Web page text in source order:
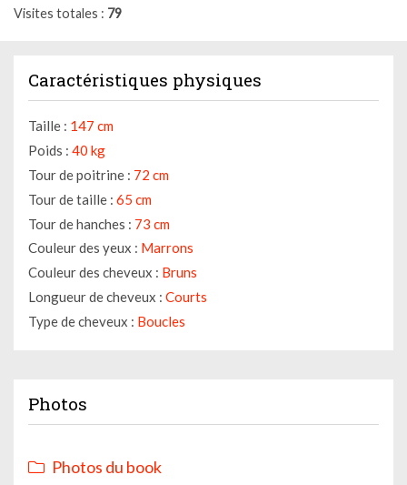
Visites totales 79
Caractéristiques physiques
Taille : 147 cm
Poids : 40 kg
Tour de poitrine : 72 cm
Tour de taille : 65 cm
Tour de hanches : 73 cm
Couleur des yeux : Marrons
Couleur des cheveux : Bruns
Longueur de cheveux : Courts
Type de cheveux : Boucles
Photos
Photos du book